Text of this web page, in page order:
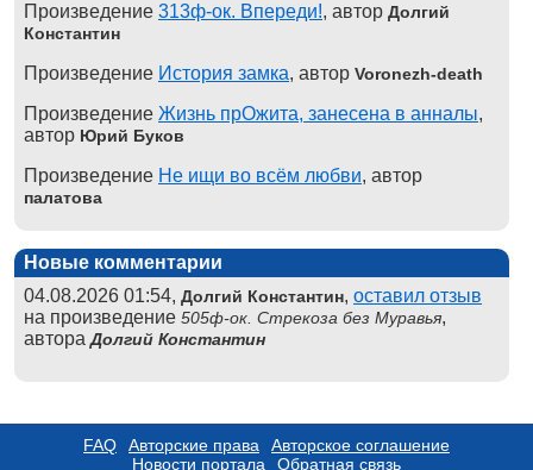
Произведение 313ф-ок. Впереди!, автор Долгий
Константин
Произведение История замка, автор Voronezh-death
Произведение Жизнь прОжита, занесена в анналы,
автор Юрий Буков
Произведение Не ищи во всём любви, автор
палатова
Новые комментарии
04.08.2026 01:54, Долгий Константин, оставил отзыв
на произведение 505ф-ок. Стрекоза без Муравья,
автораДолгий Константин
FAQ Авторские права
Авторское соглашение
Новости портала
Обратная связь